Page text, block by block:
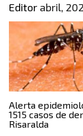
Editor abril,
Alerta
1515 casos de
Risaralda